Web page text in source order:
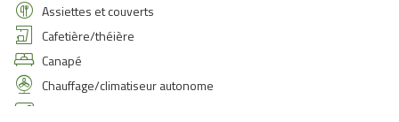
Assiettes et couverts
Cafetière/théière
Canapé
Chauffage/climatiseur autonome